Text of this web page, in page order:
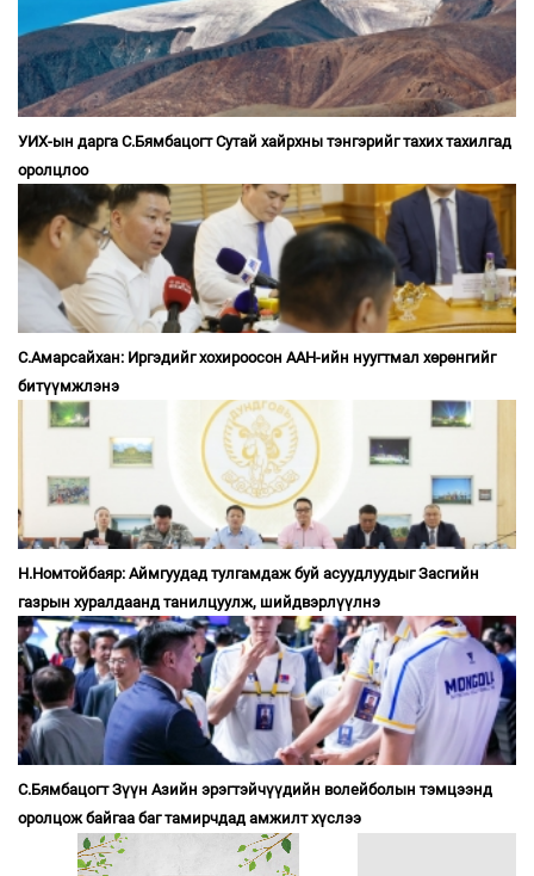
УИХ-ын дарга С.Бямбацогт Сутай хайрхны тэнгэрийг тахих тахилгад
оролцлоо
С.Амарсайхан: Иргэдийг хохироосон ААН-ийн нуугтмал хөрөнгийг
битүүмжлэнэ
Н.Номтойбаяр: Аймгуудад тулгамдаж буй асуудлуудыг Засгийн
газрын хуралдаанд танилцуулж, шийдвэрлүүлнэ
С.Бямбацогт Зүүн Азийн эрэгтэйчүүдийн волейболын тэмцээнд
оролцож байгаа баг тамирчдад амжилт хүслээ